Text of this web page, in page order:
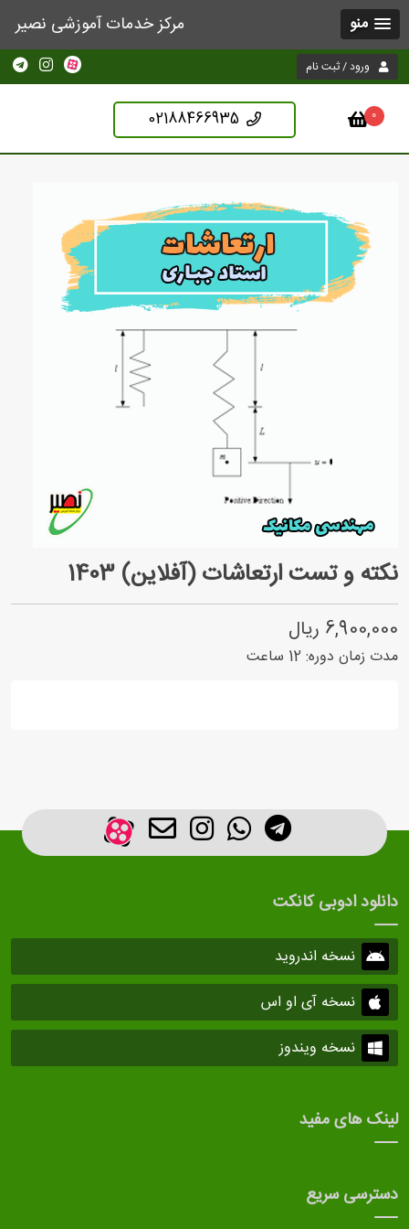
مرکز خدمات آموزشی نصیر منو
ورود / ثبت نام
0
02188466935
نکته و تست ارتعاشات (آفلاین) 1403
6,900,000 ریال
مدت زمان دوره: 12 ساعت
دانلود ادوبی کانکت
نسخه اندروید
نسخه آی او اس
نسخه ویندوز
لینک های مفید
دسترسی سریع